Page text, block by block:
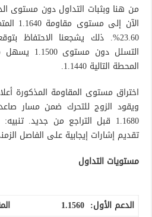
من هنا وبثبات التداول دون مستوى
الآن
23.60%. ذلك يشجعنا الاحتفاظ
التسلل دون
المحطة التالية 1.1440.
ويقود الزوج للتحرك ضمن مسار
1.1680 قبل التراجع من جديد.
تقديم إشارات إيجابية على الفاصل الزمني 60
مستويات
الدعم الأول: 1.1560